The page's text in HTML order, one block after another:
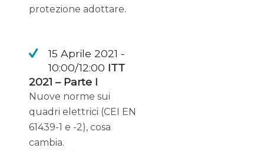
protezione adottare.
15 Aprile 2021 -
10:00/12:00 ITT
2021 – Parte I
Nuove norme sui
quadri elettrici (CEI EN
61439-1 e -2), cosa
cambia.